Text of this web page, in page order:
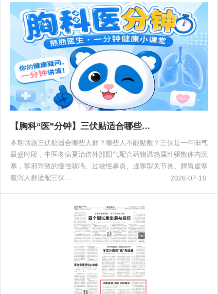
2026-07-16
【胸科“医”分钟】三伏贴适合哪些…
本期话题三伏贴适合哪些人群？哪些人不能贴敷？三伏是一年阳气
最盛时段，中医冬病夏治借外部阳气配合药物温热属性驱散体内沉
寒，寒邪导致的慢性咳喘、过敏性鼻炎、虚寒型关节炎、脾胃虚寒
腹泻人群适配三伏…